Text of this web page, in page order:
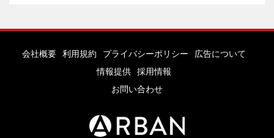
会社概要 利用規約 プライバシーポリシー
広告について
情報提供
採用情報
お問い合わせ